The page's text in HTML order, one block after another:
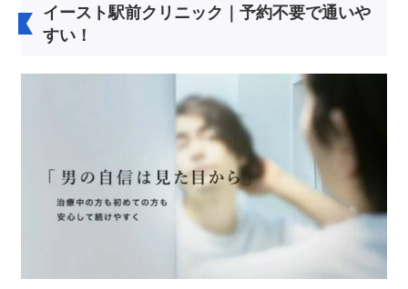
イースト駅前クリニック｜予約不要で通いや
すい！